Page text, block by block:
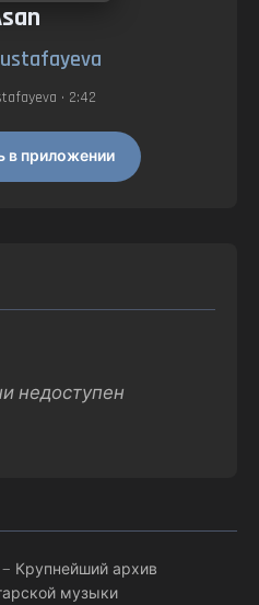
• 2:42
в приложении
недоступен
— Крупнейший архив
музыки